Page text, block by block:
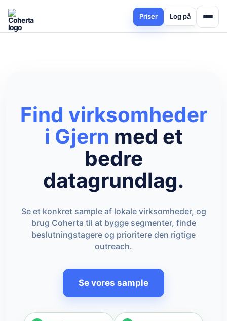
Priser Log på
Find virksomheder
i Gjern med et
bedre
datagrundlag.
Se et konkret sample af lokale virksomheder, og
brug Coherta til at bygge segmenter, finde
beslutningstagere og prioritere den rigtige
outreach.
Se vores sample